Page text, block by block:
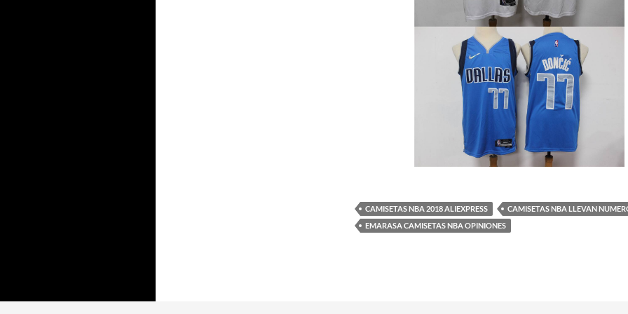
CAMISETAS NBA 2018 ALIEXPRESS
CAMISETAS NBA LLEVAN
EMARASA CAMISETAS NBA OPINIONES